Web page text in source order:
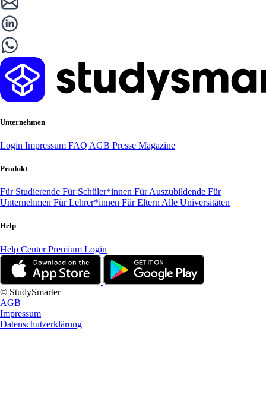
Unternehmen
Login Impressum FAQ AGB Presse Magazine
Produkt
Für Studierende Für Schüler*innen Für Auszubildende Für
Unternehmen Für Lehrer*innen Für Eltern Alle Universitäten
Help
Help CenterPremium Login
© StudySmarter
AGB
Impressum
Datenschutzerklärung